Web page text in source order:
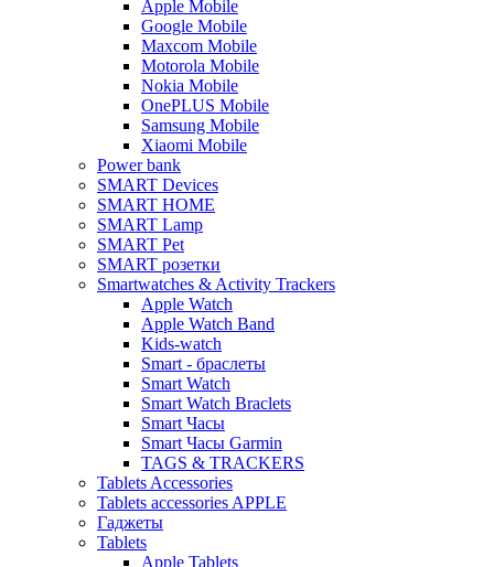
Apple Mobile
Google Mobile
Maxcom Mobile
Motorola Mobile
Nokia Mobile
OnePLUS Mobile
Samsung Mobile
Xiaomi Mobile
Power bank
SMART Devices
SMART HOME
SMART Lamp
SMART Pet
SMART розетки
Smartwatches & Activity Trackers
Apple Watch
Apple Watch Band
Kids-watch
Smart - браслеты
Smart Watch
Smart Watch Braclets
Smart Часы
Smart Часы Garmin
TAGS & TRACKERS
Tablets Accessories
Tablets accessories APPLE
Гаджеты
Tablets
Apple Tablets